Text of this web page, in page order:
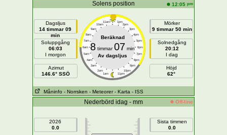
Solens position 12:05 pm
Dagsljus
14 timmar 09
min
Soluppgång
06:03
I morgon
Azimut
146.6° SSÖ
11am 1pm
10am 2pm
9am 3pm
8am 4pm
7am 5pm
6am 6pm
5am 7pm
4am 8pm
3am 9pm
2am 10pm
1am 11pm
Beräknad
8 timmar07 min
Av dagsljus
Mörker
9 timmar 50 min
Solnedgång
20:12
I dag
Höjd
62°
Måninfo - Norrsken - Meteorer - Karta - ISS
Nederbörd idag - mm Off-line
2026
0.0
Sista timmen
0.0